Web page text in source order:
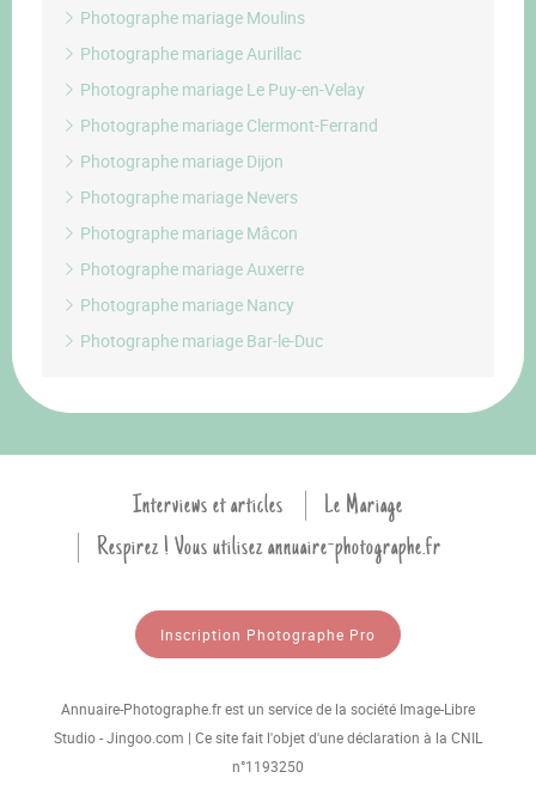
Photographe mariage Moulins
Photographe mariage Aurillac
Photographe mariage Le Puy-en-Velay
Photographe mariage Clermont-Ferrand
Photographe mariage Dijon
Photographe mariage Nevers
Photographe mariage Mâcon
Photographe mariage Auxerre
Photographe mariage Nancy
Photographe mariage Bar-le-Duc
Interviews et articles
Le Mariage
Respirez ! Vous utilisez annuaire-photographe.fr
Inscription Photographe Pro
Annuaire-Photographe.fr est un service de la société Image-Libre
Studio - Jingoo.com | Ce site fait l'objet d'une déclaration à la CNIL
n°1193250